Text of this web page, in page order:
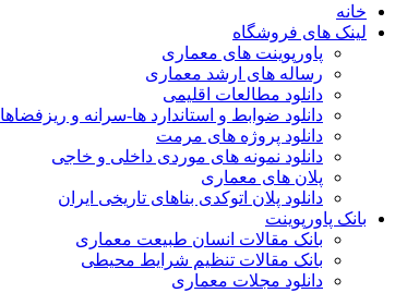
خانه
لینک های فروشگاه
پاورپوینت های معماری
رساله های ارشد معماری
دانلود مطالعات اقلیمی
دانلود ضوابط و استاندارد ها-سرانه و ریزفضاها
دانلود پروژه های مرمت
دانلود نمونه های موردی داخلی و خاجی
پلان های معماری
دانلود پلان اتوکدی بناهای تاریخی ایران
بانک پاورپوینت
بانک مقالات انسان طبیعت معماری
بانک مقالات تنظیم شرایط محیطی
دانلود مجلات معماری